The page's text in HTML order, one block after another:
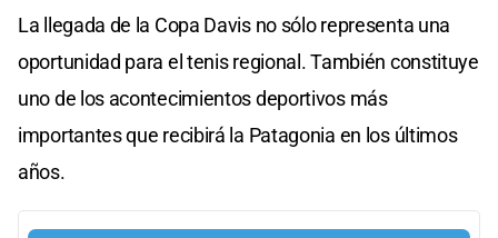
La llegada de la Copa Davis no sólo representa una
oportunidad para el tenis regional. También constituye
uno de los acontecimientos deportivos más
importantes que recibirá la Patagonia en los últimos
años.